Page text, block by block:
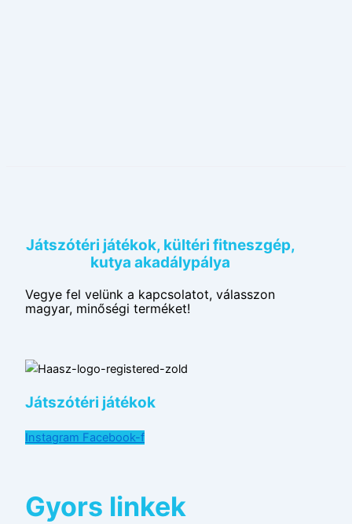
Játszótéri játékok, kültéri fitneszgép,
kutya akadálypálya
Vegye fel velünk a kapcsolatot, válasszon
magyar, minőségi terméket!
Játszótéri játékok
Instagram Facebook-f
Gyors linkek